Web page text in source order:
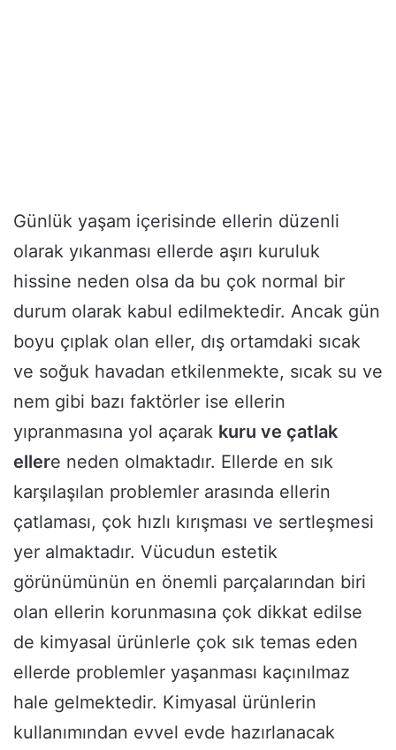
Günlük yaşam içerisinde ellerin düzenli
olarak yıkanması ellerde aşırı kuruluk
hissine neden olsa da bu çok normal bir
durum olarak kabul edilmektedir. Ancak gün
boyu çıplak olan eller, dış ortamdaki sıcak
ve soğuk havadan etkilenmekte, sıcak su ve
nem gibi bazı faktörler ise ellerin
yıpranmasına yol açarak kuru ve çatlak
ellere neden olmaktadır. Ellerde en sık
karşılaşılan problemler arasında ellerin
çatlaması, çok hızlı kırışması ve sertleşmesi
yer almaktadır. Vücudun estetik
görünümünün en önemli parçalarından biri
olan ellerin korunmasına çok dikkat edilse
de kimyasal ürünlerle çok sık temas eden
ellerde problemler yaşanması kaçınılmaz
hale gelmektedir. Kimyasal ürünlerin
kullanımından evvel evde hazırlanacak